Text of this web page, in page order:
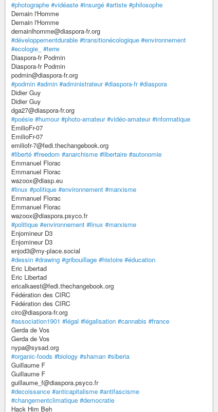
#photographe #vidéaste #insurgé #artiste #philosophe
Demain l'Homme
Demain l'Homme
demainlhomme@diaspora-fr.org
#développementdurable #transitionécologique #environnement
#ecologie_ #terre
Diaspora-fr Podmin
Diaspora-fr Podmin
podmin@diaspora-fr.org
#podmin #admin #administrateur #diaspora-fr #diaspora
Didier Guy
Didier Guy
dga27@diaspora-fr.org
#poésie #humour #photo-amateur #vidéo-amateur #informatique
EmilioFr-07
EmilioFr-07
emiliofr-7@fedi.thechangebook.org
#liberté #freedom #anarchisme #libertaire #autonomie
Emmanuel Florac
Emmanuel Florac
wazoox@diasp.eu
#linux #politique #environnement #marxisme
Emmanuel Florac
Emmanuel Florac
wazoox@diaspora.psyco.fr
#politique #environnement #linux #marxisme
Enjomineur D3
Enjomineur D3
enjod3@my-place.social
#dessin #drawing #gribouillage #histoire #éducation
Eric Libertad
Eric Libertad
ericalkaest@fedi.thechangebook.org
Fédération des CIRC
Fédération des CIRC
circ@diaspora-fr.org
#association1901 #légal #légalisation #cannabis #france
Gerda de Vos
Gerda de Vos
nypa@sysad.org
#organic-foods #biology #shaman #siberia
Guillaume F
Guillaume F
guillaume_f@diaspora.psyco.fr
#decoissance #anticapitalisme #antifascisme
#changementclimatique #democratie
Hack Him Beh